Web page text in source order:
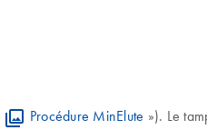
Procédure MinElute »). Le